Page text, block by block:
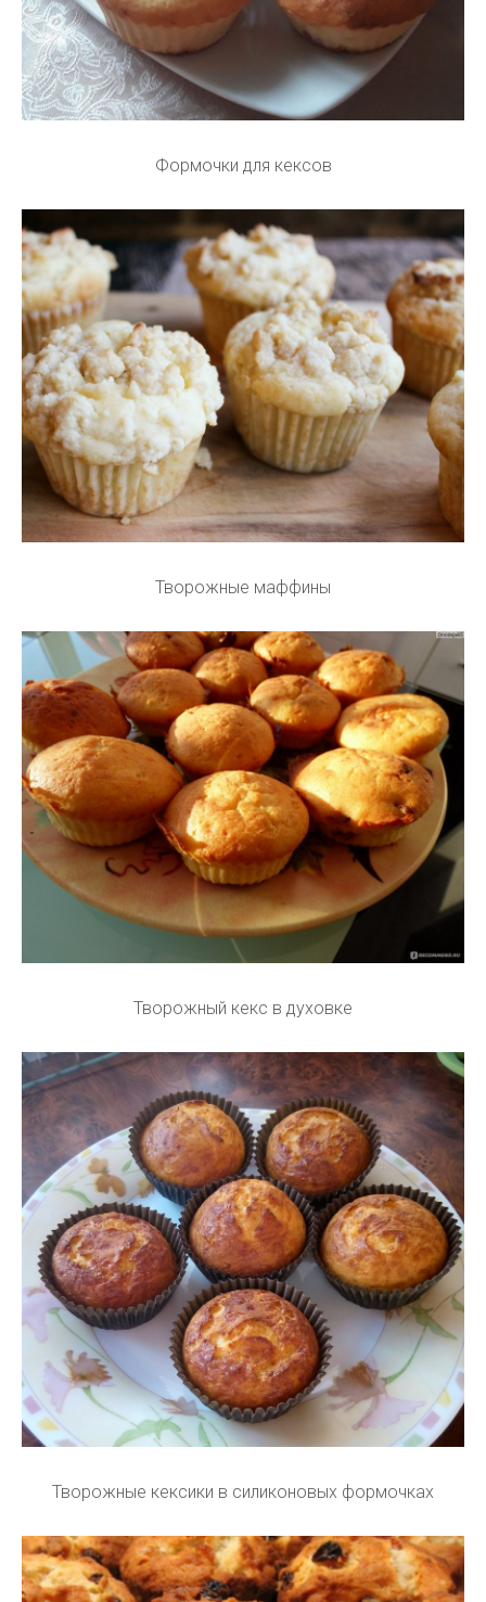
Формочки для кексов
Творожные маффины
Творожный кекс в духовке
Творожные кексики в силиконовых формочках